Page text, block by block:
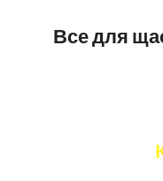
Все для